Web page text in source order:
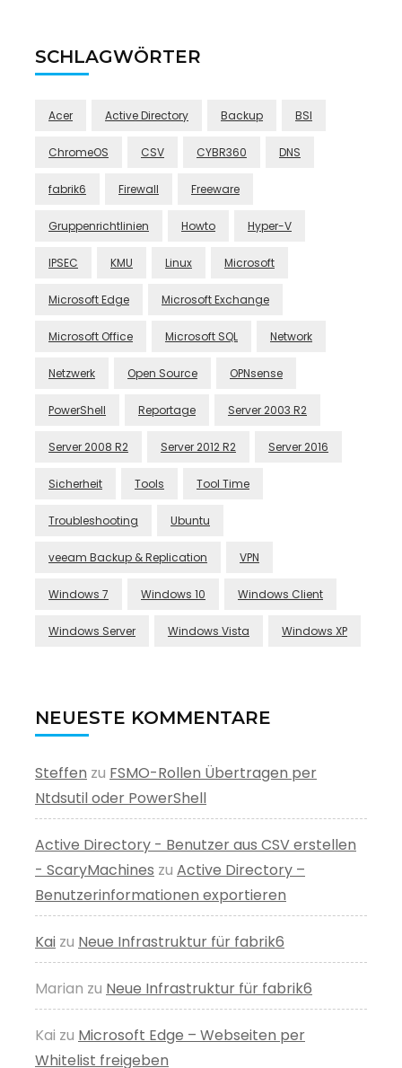
SCHLAGWÖRTER
Acer Active Directory Backup BSI
ChromeOS CSV CYBR360 DNS
fabrik6 Firewall Freeware
Gruppenrichtlinien Howto Hyper-V
IPSEC KMU Linux Microsoft
Microsoft Edge Microsoft Exchange
Microsoft Office Microsoft SQL Network
Netzwerk Open Source OPNsense
PowerShell Reportage Server 2003 R2
Server 2008 R2 Server 2012 R2 Server 2016
Sicherheit Tools Tool Time
Troubleshooting Ubuntu
veeam Backup & Replication VPN
Windows 7 Windows 10 Windows Client
Windows Server Windows Vista Windows XP
NEUESTE KOMMENTARE
Steffen zu FSMO-Rollen Übertragen per
Ntdsutil oder PowerShell
Active Directory - Benutzer aus CSV erstellen
- ScaryMachines zu Active Directory –
Benutzerinformationen exportieren
Kai zu Neue Infrastruktur für fabrik6
Marian zu Neue Infrastruktur für fabrik6
Kai zu Microsoft Edge – Webseiten per
Whitelist freigeben